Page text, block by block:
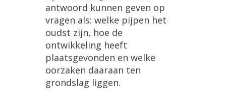
antwoord kunnen geven op
vragen als: welke pijpen het
oudst zijn, hoe de
ontwikkeling heeft
plaatsgevonden en welke
oorzaken daaraan ten
grondslag liggen.